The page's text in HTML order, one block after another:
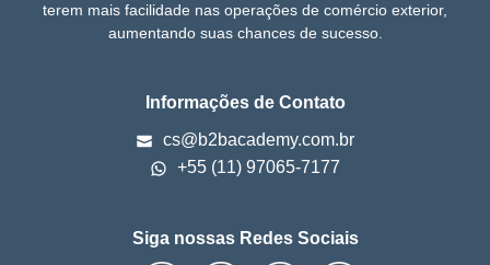
terem mais facilidade nas operações de comércio exterior,
aumentando suas chances de sucesso.
Informações de Contato
cs@b2bacademy.com.br
+55 (11) 97065-7177
Siga nossas Redes Sociais